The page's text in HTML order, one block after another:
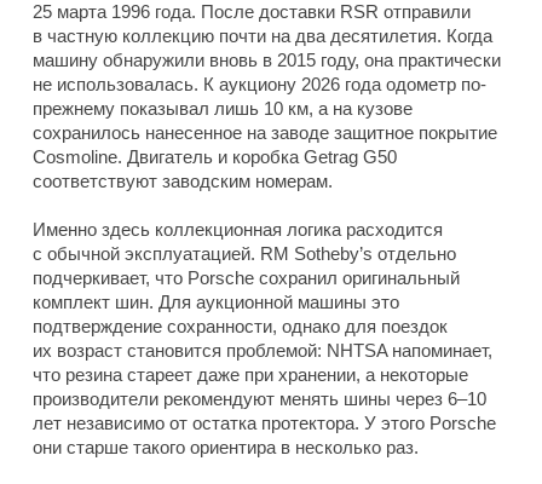
25 марта 1996 года. После доставки RSR отправили
в частную коллекцию почти на два десятилетия. Когда
машину обнаружили вновь в 2015 году, она практически
не использовалась. К аукциону 2026 года одометр по-
прежнему показывал лишь 10 км, а на кузове
сохранилось нанесенное на заводе защитное покрытие
Cosmoline. Двигатель и коробка Getrag G50
соответствуют заводским номерам.
Именно здесь коллекционная логика расходится
с обычной эксплуатацией. RM Sotheby’s отдельно
подчеркивает, что Porsche сохранил оригинальный
комплект шин. Для аукционной машины это
подтверждение сохранности, однако для поездок
их возраст становится проблемой: NHTSA напоминает,
что резина стареет даже при хранении, а некоторые
производители рекомендуют менять шины через 6–10
лет независимо от остатка протектора. У этого Porsche
они старше такого ориентира в несколько раз.